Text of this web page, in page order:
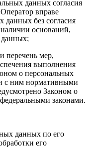
данных согласия
вправе
данных без согласия
оснований,
данных;
перечень мер,
выполнения
о персональных
с ним нормативными
Законом о
законами.
данных по его
его